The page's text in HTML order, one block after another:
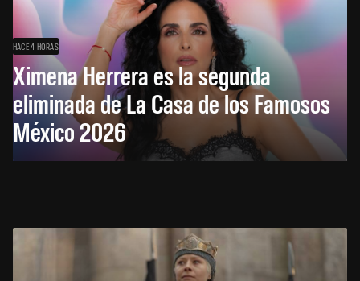
HACE 4 HORAS
Ximena Herrera es la segunda
eliminada de La Casa de los Famosos
México 2026